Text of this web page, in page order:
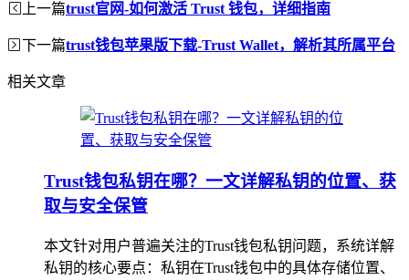
上一篇trust官网-如何激活 Trust 钱包，详细指南
下一篇trust钱包苹果版下载-Trust Wallet，解析其所属平台
相关文章
Trust钱包私钥在哪？一文详解私钥的位置、获
取与安全保管
本文针对用户普遍关注的Trust钱包私钥问题，系统详解
私钥的核心要点：私钥在Trust钱包中的具体存储位置、